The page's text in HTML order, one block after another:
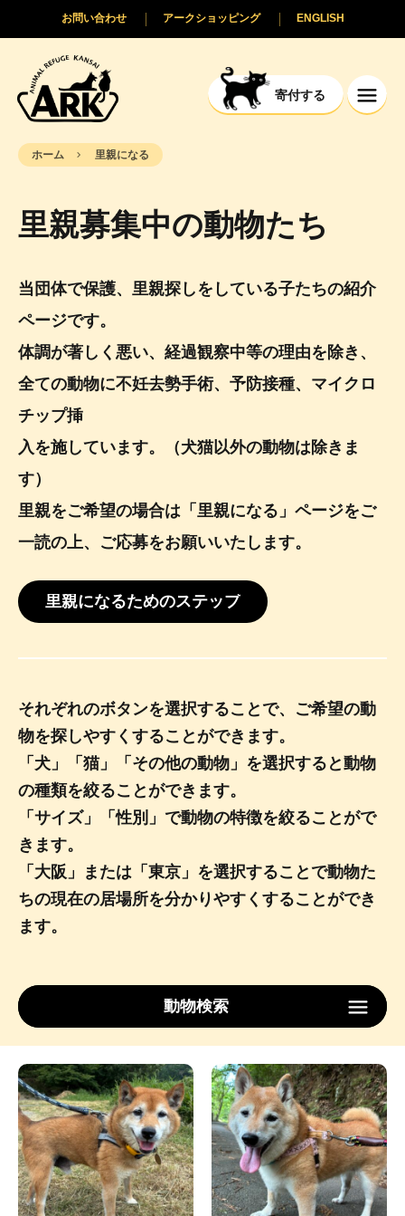
寄付する
ENGLISH
アークショッピング
お問い合わせ
ホーム 里親になる
里親募集中の動物たち
当団体で保護、里親探しをしている子たちの紹介
ページです。
体調が著しく悪い、経過観察中等の理由を除き、
全ての動物に不妊去勢手術、予防接種、マイクロ
チップ挿
入を施しています。（犬猫以外の動物は除きま
す）
里親をご希望の場合は「里親になる」ページをご
一読の上、ご応募をお願いいたします。
里親になるためのステップ
それぞれのボタンを選択することで、ご希望の動
物を探しやすくすることができます。
「犬」「猫」「その他の動物」を選択すると動物
の種類を絞ることができます。
「サイズ」「性別」で動物の特徴を絞ることがで
きます。
「大阪」または「東京」を選択することで動物た
ちの現在の居場所を分かりやすくすることができ
ます。
動物検索
サイズ 性別
ロケーション
検索する